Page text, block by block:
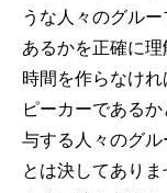
うな人々のグル
あるかを正確に
時間を作らなけ
ピーカーである
与する人々のグ
とは決してあり